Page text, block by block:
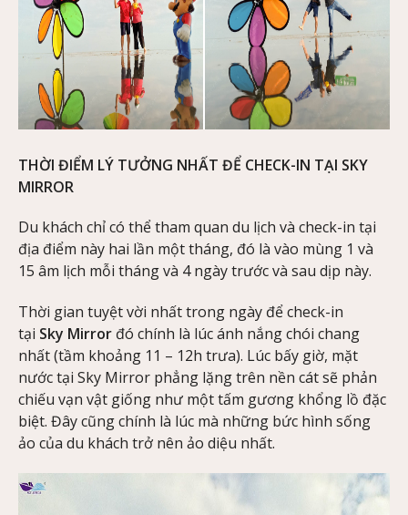
THỜI ĐIỂM LÝ TƯỞNG NHẤT ĐỂ CHECK-IN TẠI SKY
MIRROR
Du khách chỉ có thể tham quan du lịch và check-in tại
địa điểm này hai lần một tháng, đó là vào mùng 1 và
15 âm lịch mỗi tháng và 4 ngày trước và sau dịp này.
Thời gian tuyệt vời nhất trong ngày để check-in
tại Sky Mirror đó chính là lúc ánh nắng chói chang
nhất (tầm khoảng 11 – 12h trưa). Lúc bấy giờ, mặt
nước tại Sky Mirror phẳng lặng trên nền cát sẽ phản
chiếu vạn vật giống như một tấm gương khổng lồ đặc
biệt. Đây cũng chính là lúc mà những bức hình sống
ảo của du khách trở nên ảo diệu nhất.